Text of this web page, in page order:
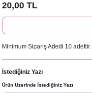
20,00 TL
Minimum Sipariş Adedi 10 adettir.
İstediğiniz Yazı
Ürün Üzerinde İstediğiniz Yazı